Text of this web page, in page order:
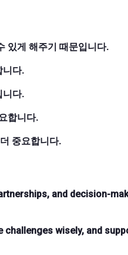
있게 해주기 때문입니다.
니다.
니다.
합니다.
중요합니다.
and decision-
wisely, and